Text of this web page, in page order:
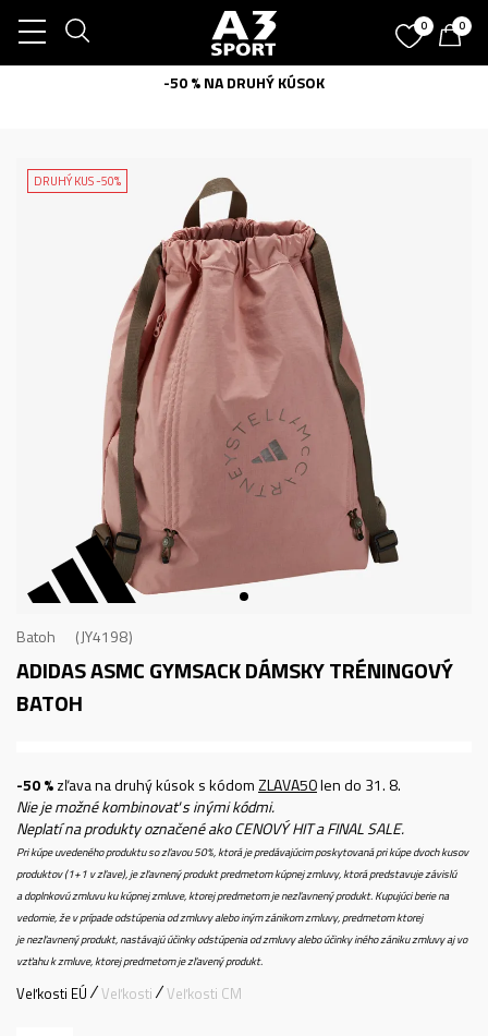
0 0
-50 % NA DRUHÝ KÚSOK
DRUHÝ KUS -50%
Batoh JY4198
ADIDAS ASMC GYMSACKDÁMSKY TRÉNINGOVÝ
BATOH
-50 %zľava na druhý kúsok s kódomZLAVA50len do 31. 8.
Nie je možné kombinovať s inými kódmi.
Neplatí na produkty označené ako CENOVÝ HIT a FINAL SALE.
Pri kúpe uvedeného produktu so zľavou 50%, ktorá je predávajúcim poskytovaná pri kúpe dvoch kusov
produktov (1+1 v zľave), je zľavnený produkt predmetom kúpnej zmluvy, ktorá predstavuje závislú
a doplnkovú zmluvu ku kúpnej zmluve, ktorej predmetom je nezľavnený produkt. Kupujúci berie na
vedomie, že v prípade odstúpenia od zmluvy alebo iným zánikom zmluvy, predmetom ktorej
je nezľavnený produkt, nastávajú účinky odstúpenia od zmluvy alebo účinky iného zániku zmluvy aj vo
vzťahu k zmluve, ktorej predmetom je zľavený produkt.
Veľkosti EÚ Veľkosti Veľkosti CM